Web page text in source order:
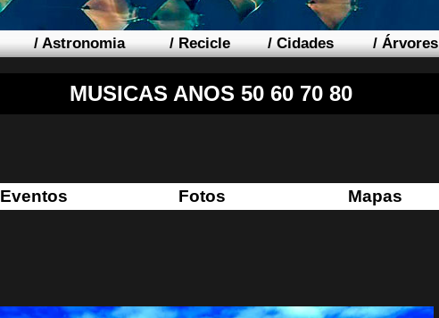
/Astronomia /Recicle /Cidades /Árvores
MUSICAS ANOS 50 60 70 80
Eventos Fotos Mapas